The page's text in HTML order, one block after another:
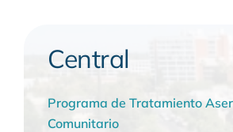
Central
Programa de Tratamiento
Comunitario